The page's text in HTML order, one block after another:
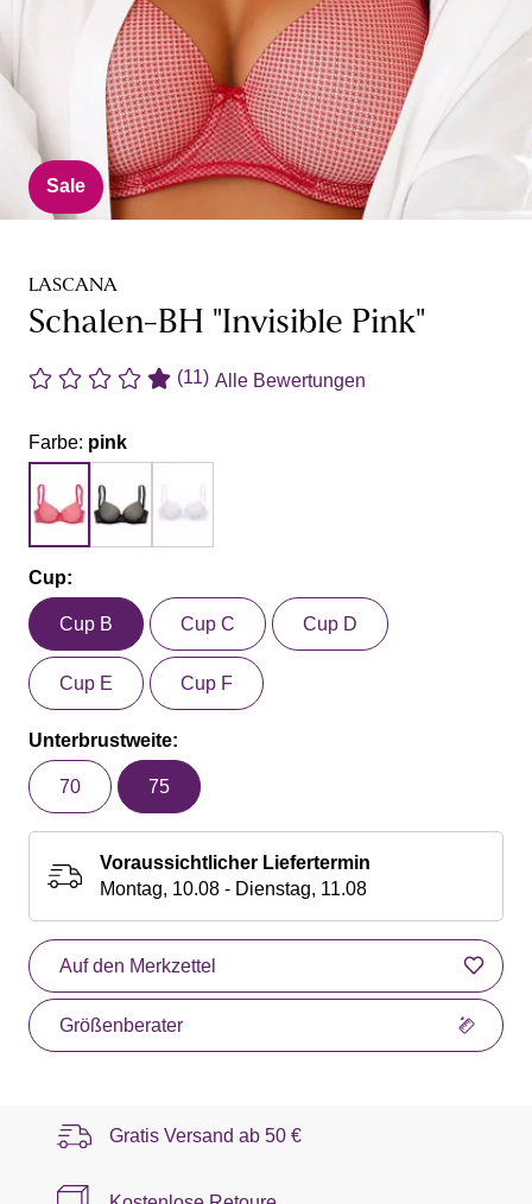
Sale
LASCANA
Schalen-BH "Invisible Pink"
(11) Alle Bewertungen
Farbe: pink
Cup:
Cup B Cup C Cup D
Cup E Cup F
Unterbrustweite:
70 75
Voraussichtlicher Liefertermin
Montag, 10.08 - Dienstag, 11.08
Auf den Merkzettel
Größenberater
Gratis Versand ab 50 €